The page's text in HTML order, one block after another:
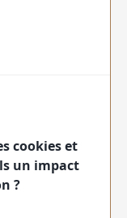
cookies et
un impact
?